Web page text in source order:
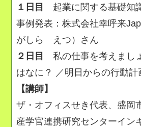
１日目 起業に関する基礎知
事例発表：株式会社幸呼来
がしら えつ）さん
２日目
私の仕事を考えまし
はなに？ ／明日からの行動計
【講師】
ザ・オフィスせき代表、盛岡
産学官連携研究センターイン